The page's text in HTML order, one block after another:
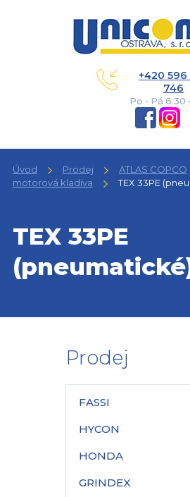
+420 596
746
Po - Pá 6.30
Úvod Prodej ATLAS COPCO
motorová kladiva
TEX 33PE
TEX 33PE
Prodej
FASSI
HYCON
HONDA
GRINDEX